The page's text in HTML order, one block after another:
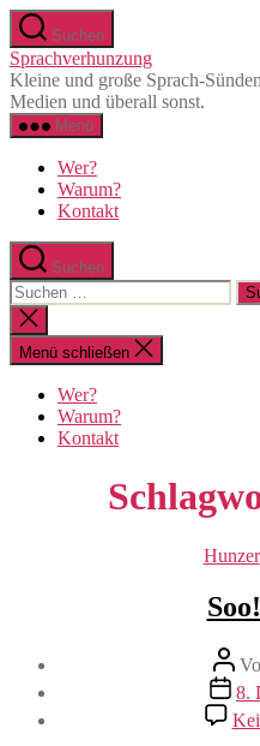
Zum
Inhalt
springen
Suchen
Sprachverhunzung
Kleine und große Sprach-
Medien und überall sonst.
Menü
Wer?
Warum?
Kontakt
Suchen
Suchen
nach:
Suche
schließen
Menü schließen
Wer?
Warum?
Kontakt
Hunzer
8.